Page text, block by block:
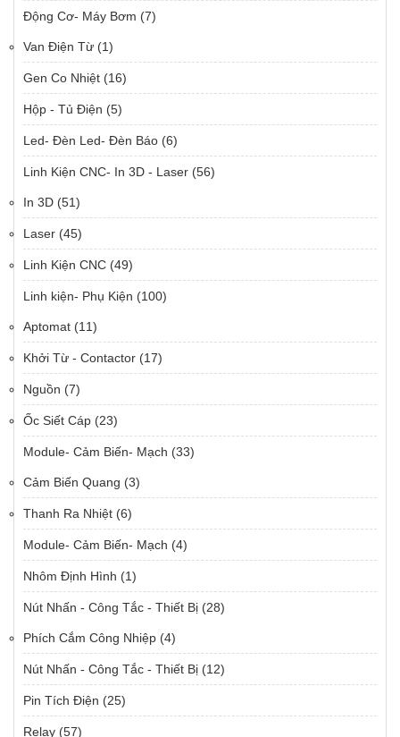
Động Cơ- Máy Bơm (7)
Van Điện Từ (1)
Gen Co Nhiệt (16)
Hộp - Tủ Điện (5)
Led- Đèn Led- Đèn Báo (6)
Linh Kiện CNC- In 3D - Laser (56)
In 3D (51)
Laser (45)
Linh Kiện CNC (49)
Linh kiện- Phụ Kiện (100)
Aptomat (11)
Khởi Từ - Contactor (17)
Nguồn (7)
Ốc Siết Cáp (23)
Module- Cảm Biến- Mạch (33)
Cảm Biến Quang (3)
Thanh Ra Nhiệt (6)
Module- Cảm Biến- Mạch (4)
Nhôm Định Hình (1)
Nút Nhấn - Công Tắc - Thiết Bị (28)
Phích Cắm Công Nhiệp (4)
Nút Nhấn - Công Tắc - Thiết Bị (12)
Pin Tích Điện (25)
Relay (57)